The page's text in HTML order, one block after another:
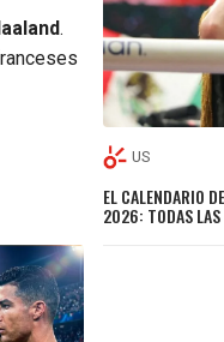
.
US
EL CALENDARIO
2026: TODAS LAS